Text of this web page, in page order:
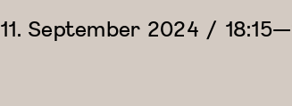
11. September 2024 / 18:15—